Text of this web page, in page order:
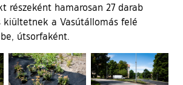
részeként hamarosan 27 darab
kiültetnek a Vasútállomás felé
útsorfaként.